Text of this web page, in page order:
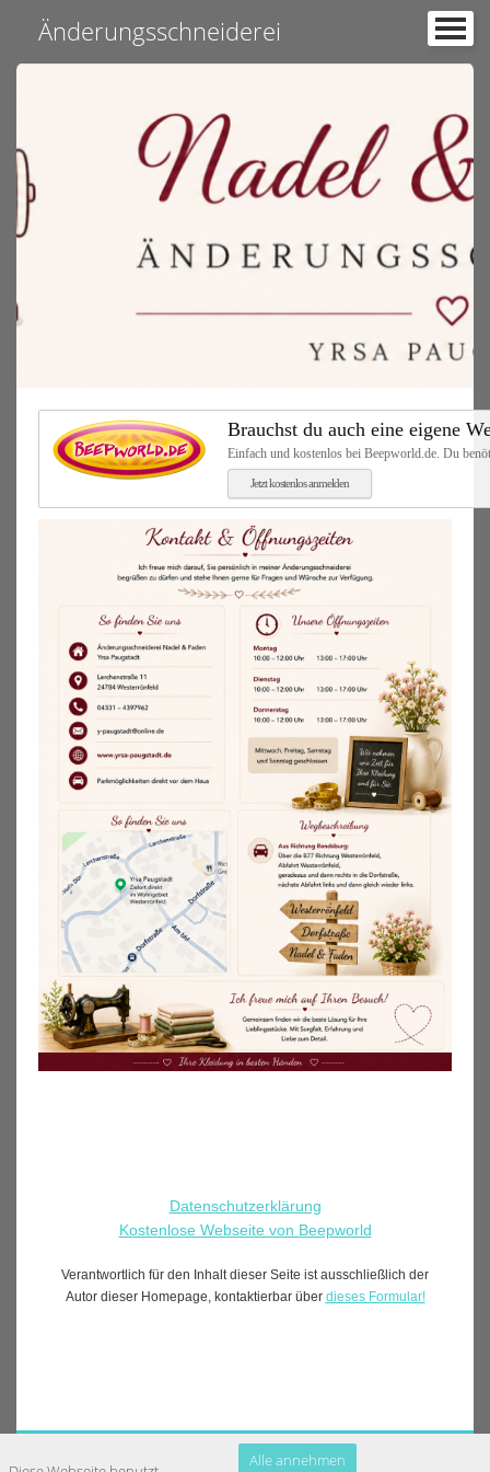
Änderungsschneiderei
Brauchst du auch eine eigene
Einfach und kostenlos bei Beepworld.de. Du
Jetzt kostenlos anmelden
Änderungsschneiderei Nadel und Faden
Kontakt und Öffnungszeiten
Aktuelles
Kontaktformular
Datenschutzerklärung
Kostenlose Webseite von Beepworld
Verantwortlich für den Inhalt dieser Seite ist ausschließlich der
Autor dieser Homepage, kontaktierbar über dieses Formular!
Alle annehmen